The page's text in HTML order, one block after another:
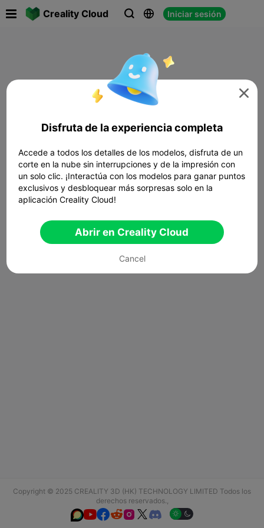
Creality Cloud   Iniciar sesión
Copyright © 2025 CREALITY 3D (HK) TECHNOLOGY LIMITED Todos los
derechos reservados.,
  

Disfruta de la experiencia completa
Accede a todos los detalles de los modelos, disfruta de un
corte en la nube sin interrupciones y de la impresión con
un solo clic. ¡Interactúa con los modelos para ganar puntos
exclusivos y desbloquear más sorpresas solo en la
aplicación Creality Cloud!
Abrir en Creality Cloud
Cancel